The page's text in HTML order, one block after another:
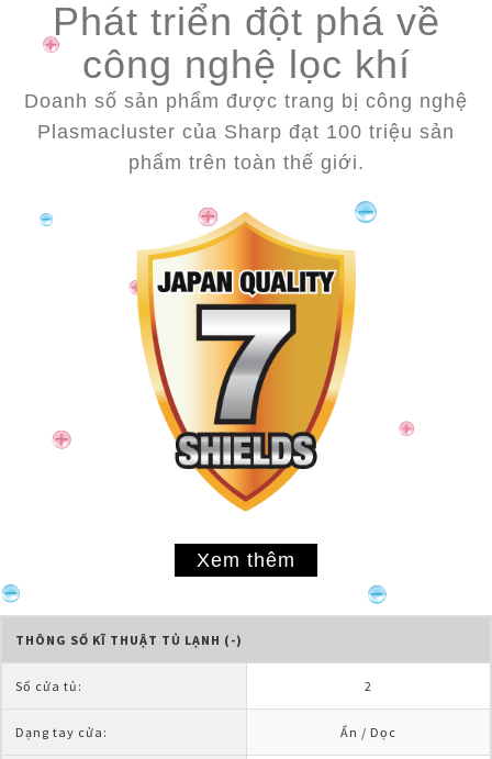
Phát triển đột phá về
công nghệ lọc khí
Doanh số sản phẩm được trang bị công nghệ
Plasmacluster của Sharp đạt 100 triệu sản
phẩm trên toàn thế giới.
Xem thêm
THÔNG SỐ KĨ THUẬT TỦ LẠNH (-)
Số cửa tủ: 2
Dạng tay cửa: Ẩn / Dọc